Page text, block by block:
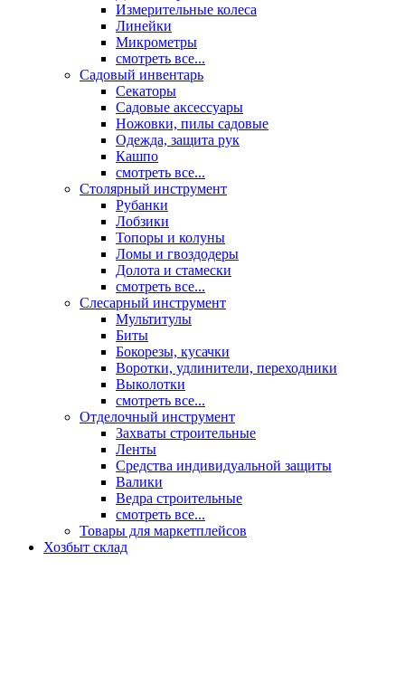
Измерительные колеса
Линейки
Микрометры
смотреть все...
Садовый инвентарь
Секаторы
Садовые аксессуары
Ножовки, пилы садовые
Одежда, защита рук
Кашпо
смотреть все...
Столярный инструмент
Рубанки
Лобзики
Топоры и колуны
Ломы и гвоздодеры
Долота и стамески
смотреть все...
Слесарный инструмент
Мультитулы
Биты
Бокорезы, кусачки
Воротки, удлинители, переходники
Выколотки
смотреть все...
Отделочный инструмент
Захваты строительные
Ленты
Средства индивидуальной защиты
Валики
Ведра строительные
смотреть все...
Товары для маркетплейсов
Хозбыт склад